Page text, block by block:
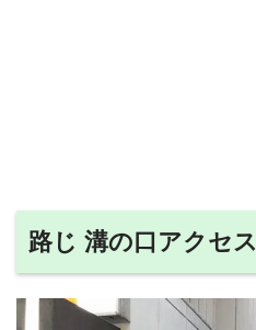
路じ 溝の口アクセス